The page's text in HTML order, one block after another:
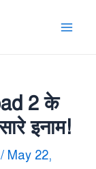
2 के
इनाम!
/ May 22,